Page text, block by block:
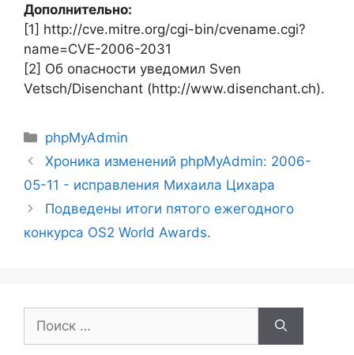
Дополнительно:
[1] http://cve.mitre.org/cgi-bin/cvename.cgi?
name=CVE-2006-2031
[2] Об опасности уведомил Sven
Vetsch/Disenchant (http://www.disenchant.ch).
Рубрики
phpMyAdmin
Хроника изменений phpMyAdmin: 2006-
05-11 - исправления Михаила Цихара
Подведены итоги пятого ежегодного
конкурса OS2 World Awards.